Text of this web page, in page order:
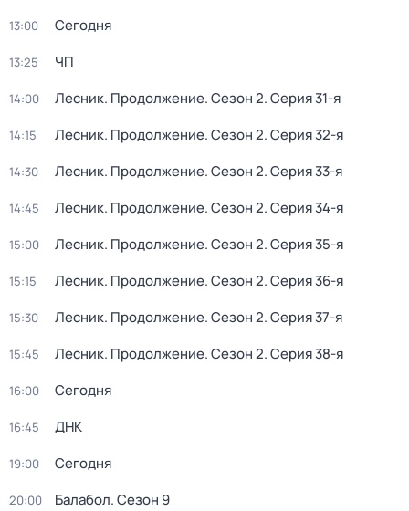
13:00 Сегодня
13:25 ЧП
14:00 Лесник. Продолжение. Сезон 2. Серия 31-я
14:15 Лесник. Продолжение. Сезон 2. Серия 32-я
14:30 Лесник. Продолжение. Сезон 2. Серия 33-я
14:45 Лесник. Продолжение. Сезон 2. Серия 34-я
15:00 Лесник. Продолжение. Сезон 2. Серия 35-я
15:15 Лесник. Продолжение. Сезон 2. Серия 36-я
15:30 Лесник. Продолжение. Сезон 2. Серия 37-я
15:45 Лесник. Продолжение. Сезон 2. Серия 38-я
16:00 Сегодня
16:45 ДНК
19:00 Сегодня
20:00 Балабол. Сезон 9